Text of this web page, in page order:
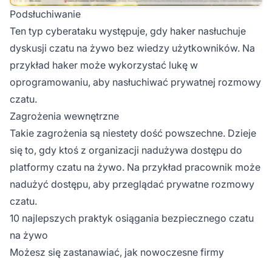
Podsłuchiwanie
Ten typ cyberataku występuje, gdy haker nasłuchuje
dyskusji czatu na żywo bez wiedzy użytkowników. Na
przykład haker może wykorzystać lukę w
oprogramowaniu, aby nasłuchiwać prywatnej rozmowy
czatu.
Zagrożenia wewnętrzne
Takie zagrożenia są niestety dość powszechne. Dzieje
się to, gdy ktoś z organizacji nadużywa dostępu do
platformy czatu na żywo. Na przykład pracownik może
nadużyć dostępu, aby przeglądać prywatne rozmowy
czatu.
10 najlepszych praktyk osiągania bezpiecznego czatu
na żywo
Możesz się zastanawiać, jak nowoczesne firmy